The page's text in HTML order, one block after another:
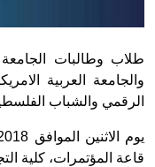
طلاب وطالبات الجامعة
والجامعة العربية
الرقمي والشباب
قاعة المؤتمرات، كلية